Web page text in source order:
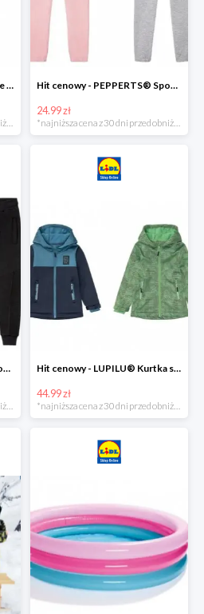
Hit cenowy - CRIVIT® Obuwie dziewczęce sportowe i na co dzień, 1 para Hit cenowy - PEPPERTS® Spodnie dresowe dziewczęce, 1 para
24.99 zł
Hit cenowy - PEPPERTS® Spodnie dresowe chłopięce, 1 para Hit cenowy - LUPILU® Kurtka softshell chłopięca, 1 sztuka
44.99 zł